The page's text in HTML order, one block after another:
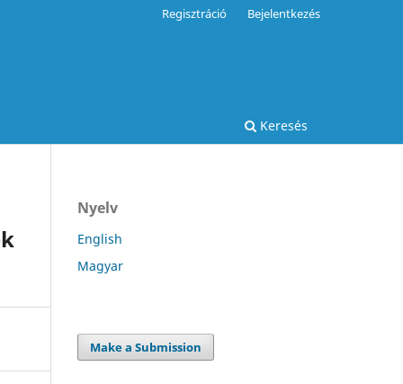
Keresés
Regisztráció Bejelentkezés
Nyelv
English
Magyar
Make a Submission